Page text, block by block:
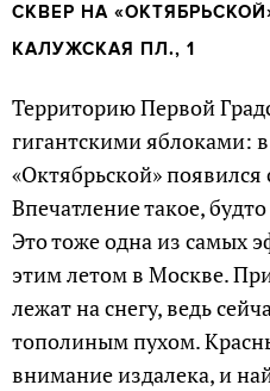
СКВЕР НА
КАЛУЖСКАЯ ПЛ., 1
Территорию Первой
гигантскими яблоками: в
«Октябрьской»
Впечатление такое,
Это тоже одна из самых
этим летом в Москве.
лежат на снегу, ведь
тополиным пухом.
внимание издалека, и